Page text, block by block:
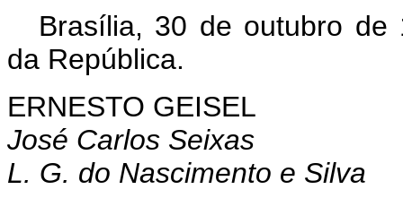
Brasília, 30 de outubro de
da República.
ERNESTO GEISEL
José Carlos Seixas
L. G. do Nascimento e Silva